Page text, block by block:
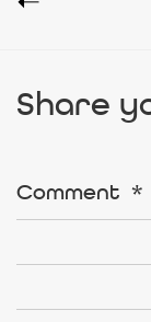
Share
Comment *